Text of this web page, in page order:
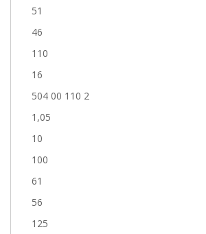
51
46
110
16
504 00 110 2
1,05
10
100
61
56
125